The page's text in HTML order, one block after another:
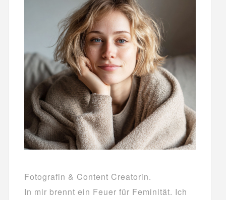
Fotografin & Content Creatorin.
In mir brennt ein Feuer für Feminität. Ich